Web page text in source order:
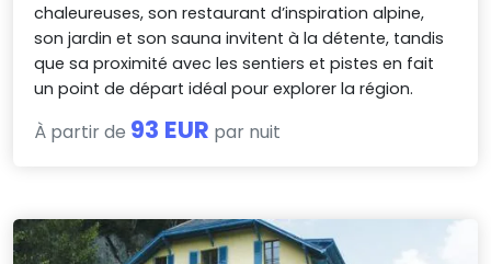
chaleureuses, son restaurant d’inspiration alpine,
son jardin et son sauna invitent à la détente, tandis
que sa proximité avec les sentiers et pistes en fait
un point de départ idéal pour explorer la région.
À partir de 93 EUR par nuit